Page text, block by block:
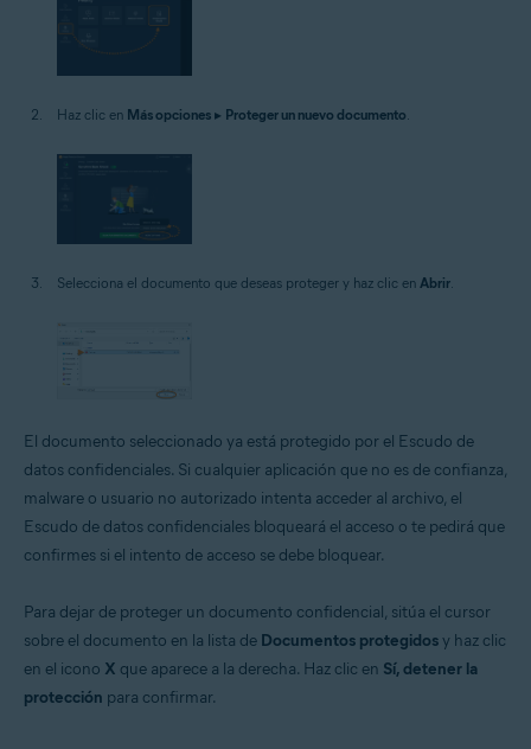
Haz clic en Más opciones ▸ Proteger un nuevo documento.
Selecciona el documento que deseas proteger y haz clic en Abrir.
El documento seleccionado ya está protegido por el Escudo de
datos confidenciales. Si cualquier aplicación que no es de confianza,
malware o usuario no autorizado intenta acceder al archivo, el
Escudo de datos confidenciales bloqueará el acceso o te pedirá que
confirmes si el intento de acceso se debe bloquear.
Para dejar de proteger un documento confidencial, sitúa el cursor
sobre el documento en la lista de Documentos protegidosy haz clic
en el icono X que aparece a la derecha. Haz clic en Sí, detener la
protección para confirmar.